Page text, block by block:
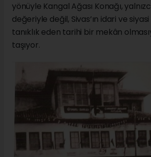
yönüyle Kangal Ağası Konağı,
değeriyle değil, Sivas’ın idari ve
tanıklık eden tarihi bir mekân
taşıyor.